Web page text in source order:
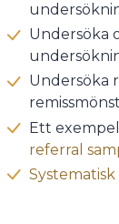
Undersöka
Undersöka
Ett
referral